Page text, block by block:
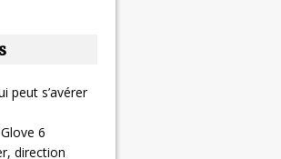
peut s’avérer
6
direction